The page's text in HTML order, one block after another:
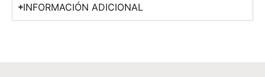
INFORMACIÓN ADICIONAL